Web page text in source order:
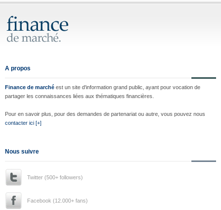
A propos
Finance de marché est un site d'information grand public, ayant pour vocation de
partager les connaissances liées aux thématiques financières.
Pour en savoir plus, pour des demandes de partenariat ou autre, vous pouvez nous
contacter ici [+]
Nous suivre
Twitter (500+ followers)
Facebook (12.000+ fans)